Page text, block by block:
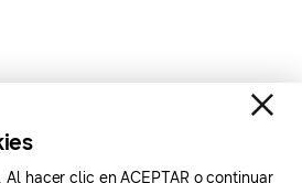
hacer clic en ACEPTAR o continuar